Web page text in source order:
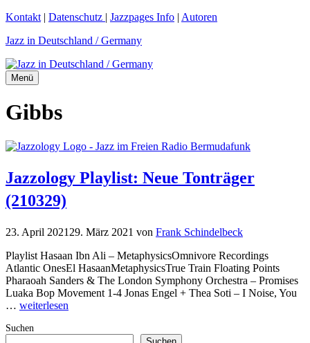
Zum
springen
Kontakt | Datenschutz | Jazzpages Info | Autoren
Jazz in Deutschland / Germany
Menü
Gibbs
Jazzology Playlist: Neue Tonträger
(210329)
23. April 2021 29. März 2021 von Frank Schindelbeck
Playlist Hasaan Ibn Ali – MetaphysicsOmnivore Recordings
Atlantic OnesEl HasaanMetaphysicsTrue Train Floating Points
Pharaoah Sanders & The London Symphony Orchestra – Promises
Luaka Bop Movement 1-4 Jonas Engel + Thea Soti – I Noise, You
… weiterlesen
Suchen